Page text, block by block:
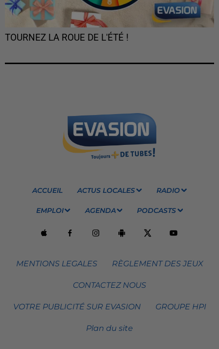
TOURNEZ LA ROUE DE L'ÉTÉ !
ACCUEIL ACTUS LOCALES RADIO
EMPLOI AGENDA PODCASTS
MENTIONS LEGALES RÈGLEMENT DES JEUX
CONTACTEZ NOUS
VOTRE PUBLICITÉ SUR EVASION GROUPE HPI
Plan du site